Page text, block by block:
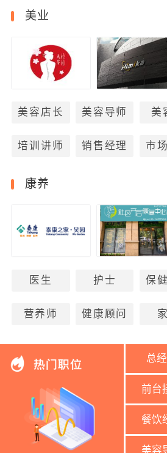
美业
美容店长 美容导师 美
培训讲师 销售经理 市
康养
医生 护士 保
营养师 健康顾问
总
前台
餐饮
美容